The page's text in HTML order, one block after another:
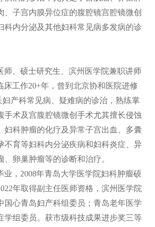
、子宫内膜异位症的腹腔镜宫腔镜微创
科内分泌及其他妇科常见病多发病的诊
师、硕士研究生、滨州医学院兼职讲师
床工作20+年，曾到北京协和医院进修
妇产科常见病、疑难病的诊治，熟练掌
手术及宫腹腔镜微创手术尤其擅长侵蚀
妇科肿瘤的化疗及异常子宫出血、多囊
不育等妇科内分泌疾病和妇科炎症、异
、卵巢肿瘤等的诊断和治疗。
业，2008年青岛大学医学院妇科肿瘤硕
年取得副主任医师资格，滨州医学院
国心青岛妇产科组委员；青岛老年医学
学组委员。获市级科技成果进步奖三等